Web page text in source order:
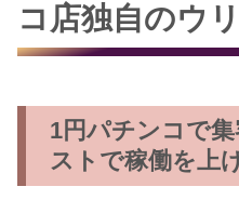
コ店独自のウ
1円パチンコで
ストで稼働を上